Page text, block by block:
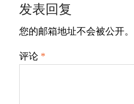
发表回复
您的邮箱地址不会被公开。
评论 *